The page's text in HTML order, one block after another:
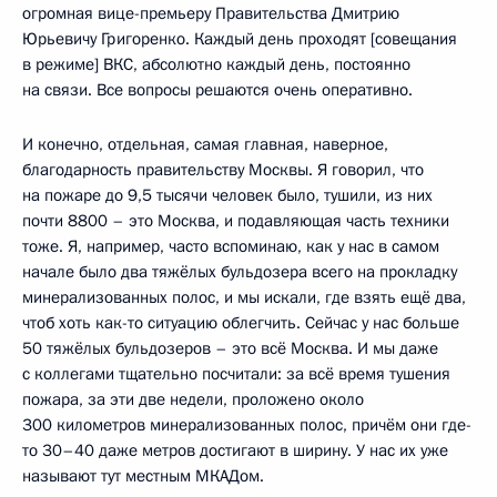
огромная вице-премьеру Правительства Дмитрию
Юрьевичу Григоренко. Каждый день проходят [совещания
в режиме] ВКС, абсолютно каждый день, постоянно
на связи. Все вопросы решаются очень оперативно.
И конечно, отдельная, самая главная, наверное,
благодарность правительству Москвы. Я говорил, что
на пожаре до 9,5 тысячи человек было, тушили, из них
почти 8800 – это Москва, и подавляющая часть техники
тоже. Я, например, часто вспоминаю, как у нас в самом
начале было два тяжёлых бульдозера всего на прокладку
минерализованных полос, и мы искали, где взять ещё два,
чтоб хоть как-то ситуацию облегчить. Сейчас у нас больше
50 тяжёлых бульдозеров – это всё Москва. И мы даже
с коллегами тщательно посчитали: за всё время тушения
пожара, за эти две недели, проложено около
300 километров минерализованных полос, причём они где-
то 30–40 даже метров достигают в ширину. У нас их уже
называют тут местным МКАДом.